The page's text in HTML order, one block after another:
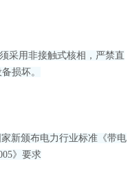
采用非接触式核相，严禁直
损坏。
家新颁布电力行业标准《带电
》要求